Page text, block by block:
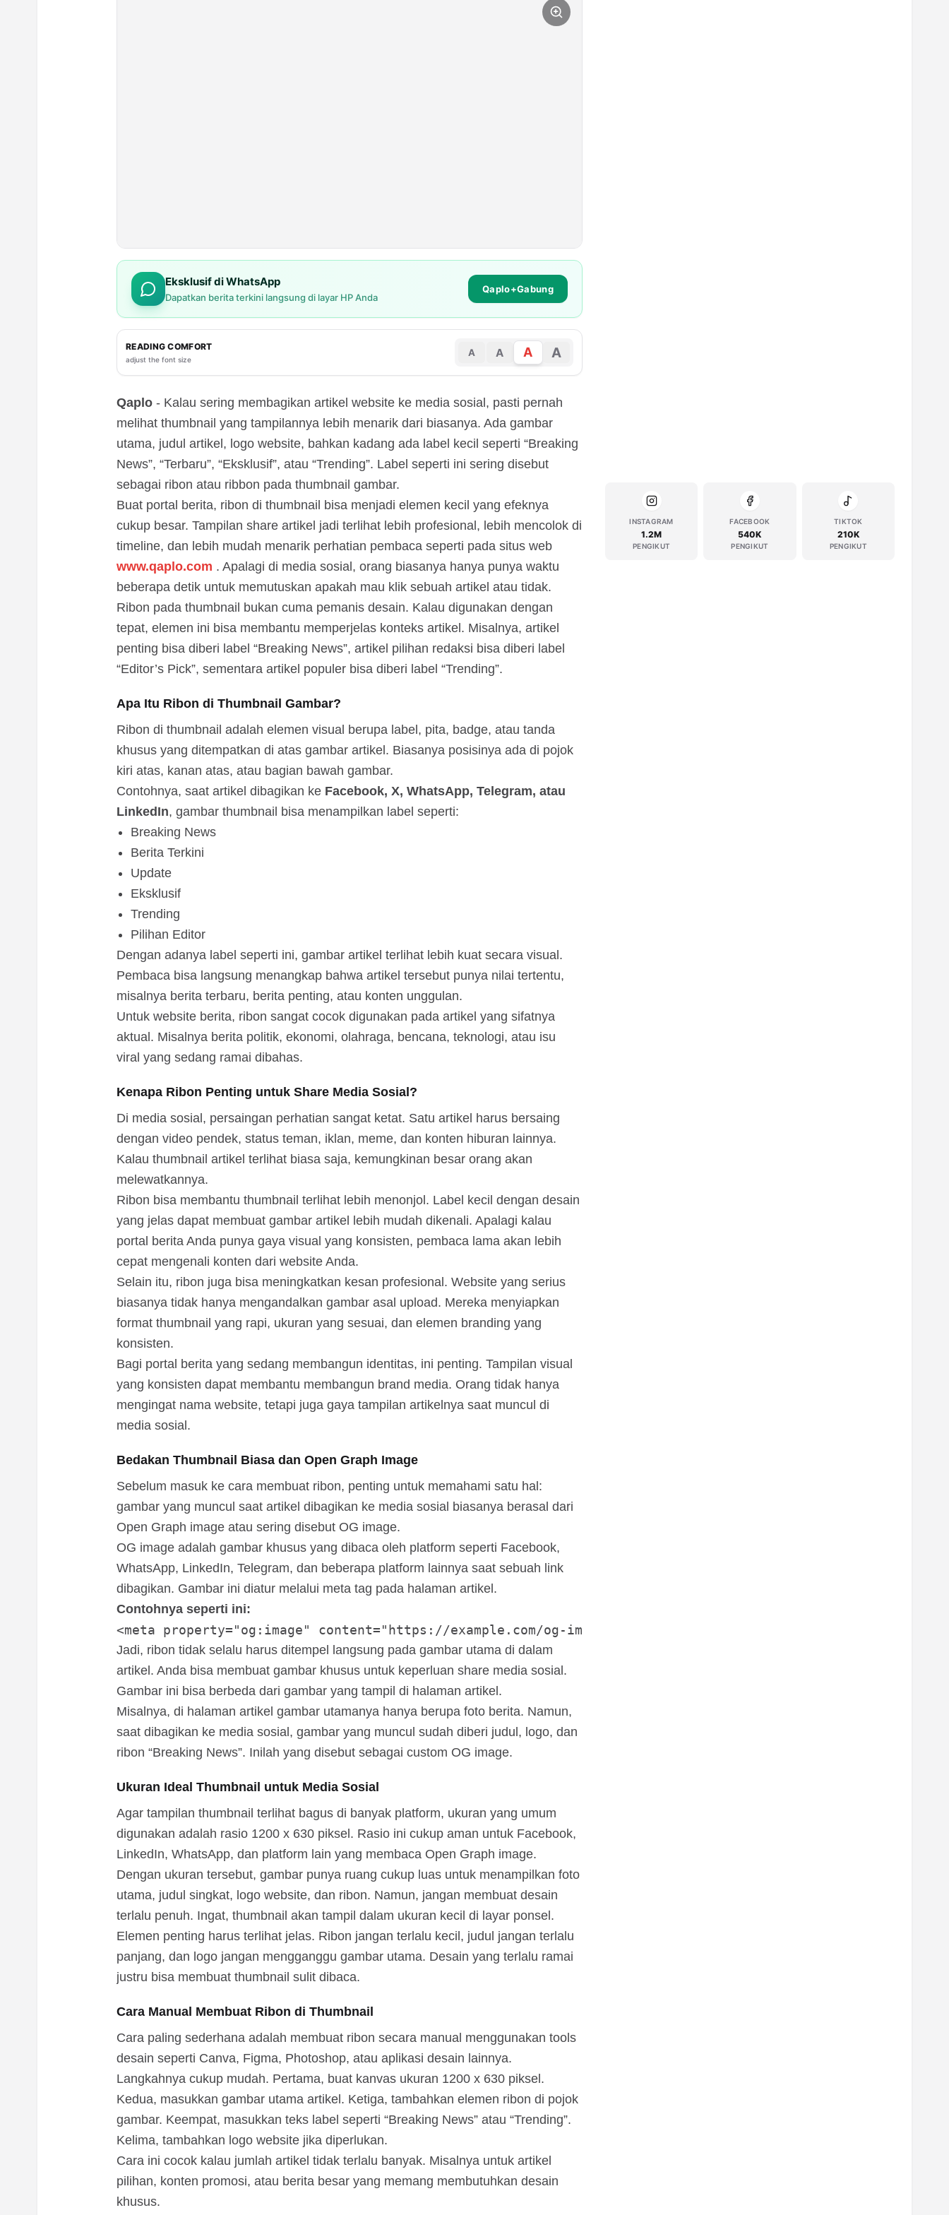
Eksklusif di WhatsApp
Dapatkan berita terkini langsung di layar HP Anda
Qaplo+Gabung
READING COMFORT
adjust the font size
A A A A
Qaplo - Kalau sering membagikan artikel website ke media sosial, pasti pernah
melihat thumbnail yang tampilannya lebih menarik dari biasanya. Ada gambar
utama, judul artikel, logo website, bahkan kadang ada label kecil seperti “Breaking
News”, “Terbaru”, “Eksklusif”, atau “Trending”. Label seperti ini sering disebut
sebagai ribon atau ribbon pada thumbnail gambar.
Buat portal berita, ribon di thumbnail bisa menjadi elemen kecil yang efeknya
cukup besar. Tampilan share artikel jadi terlihat lebih profesional, lebih mencolok di
timeline, dan lebih mudah menarik perhatian pembaca seperti pada situs web
www.qaplo.com . Apalagi di media sosial, orang biasanya hanya punya waktu
beberapa detik untuk memutuskan apakah mau klik sebuah artikel atau tidak.
Ribon pada thumbnail bukan cuma pemanis desain. Kalau digunakan dengan
tepat, elemen ini bisa membantu memperjelas konteks artikel. Misalnya, artikel
penting bisa diberi label “Breaking News”, artikel pilihan redaksi bisa diberi label
“Editor’s Pick”, sementara artikel populer bisa diberi label “Trending”.
Apa Itu Ribon di Thumbnail Gambar?
Ribon di thumbnail adalah elemen visual berupa label, pita, badge, atau tanda
khusus yang ditempatkan di atas gambar artikel. Biasanya posisinya ada di pojok
kiri atas, kanan atas, atau bagian bawah gambar.
Contohnya, saat artikel dibagikan ke Facebook, X, WhatsApp, Telegram, atau
LinkedIn, gambar thumbnail bisa menampilkan label seperti:
Breaking News
Berita Terkini
Update
Eksklusif
Trending
Pilihan Editor
Dengan adanya label seperti ini, gambar artikel terlihat lebih kuat secara visual.
Pembaca bisa langsung menangkap bahwa artikel tersebut punya nilai tertentu,
misalnya berita terbaru, berita penting, atau konten unggulan.
Untuk website berita, ribon sangat cocok digunakan pada artikel yang sifatnya
aktual. Misalnya berita politik, ekonomi, olahraga, bencana, teknologi, atau isu
viral yang sedang ramai dibahas.
Kenapa Ribon Penting untuk Share Media Sosial?
Di media sosial, persaingan perhatian sangat ketat. Satu artikel harus bersaing
dengan video pendek, status teman, iklan, meme, dan konten hiburan lainnya.
Kalau thumbnail artikel terlihat biasa saja, kemungkinan besar orang akan
melewatkannya.
Ribon bisa membantu thumbnail terlihat lebih menonjol. Label kecil dengan desain
yang jelas dapat membuat gambar artikel lebih mudah dikenali. Apalagi kalau
portal berita Anda punya gaya visual yang konsisten, pembaca lama akan lebih
cepat mengenali konten dari website Anda.
Selain itu, ribon juga bisa meningkatkan kesan profesional. Website yang serius
biasanya tidak hanya mengandalkan gambar asal upload. Mereka menyiapkan
format thumbnail yang rapi, ukuran yang sesuai, dan elemen branding yang
konsisten.
Bagi portal berita yang sedang membangun identitas, ini penting. Tampilan visual
yang konsisten dapat membantu membangun brand media. Orang tidak hanya
mengingat nama website, tetapi juga gaya tampilan artikelnya saat muncul di
media sosial.
Bedakan Thumbnail Biasa dan Open Graph Image
Sebelum masuk ke cara membuat ribon, penting untuk memahami satu hal:
gambar yang muncul saat artikel dibagikan ke media sosial biasanya berasal dari
Open Graph image atau sering disebut OG image.
OG image adalah gambar khusus yang dibaca oleh platform seperti Facebook,
WhatsApp, LinkedIn, Telegram, dan beberapa platform lainnya saat sebuah link
dibagikan. Gambar ini diatur melalui meta tag pada halaman artikel.
Contohnya seperti ini:
Jadi, ribon tidak selalu harus ditempel langsung pada gambar utama di dalam
artikel. Anda bisa membuat gambar khusus untuk keperluan share media sosial.
Gambar ini bisa berbeda dari gambar yang tampil di halaman artikel.
Misalnya, di halaman artikel gambar utamanya hanya berupa foto berita. Namun,
saat dibagikan ke media sosial, gambar yang muncul sudah diberi judul, logo, dan
ribon “Breaking News”. Inilah yang disebut sebagai custom OG image.
Ukuran Ideal Thumbnail untuk Media Sosial
Agar tampilan thumbnail terlihat bagus di banyak platform, ukuran yang umum
digunakan adalah rasio 1200 x 630 piksel. Rasio ini cukup aman untuk Facebook,
LinkedIn, WhatsApp, dan platform lain yang membaca Open Graph image.
Dengan ukuran tersebut, gambar punya ruang cukup luas untuk menampilkan foto
utama, judul singkat, logo website, dan ribon. Namun, jangan membuat desain
terlalu penuh. Ingat, thumbnail akan tampil dalam ukuran kecil di layar ponsel.
Elemen penting harus terlihat jelas. Ribon jangan terlalu kecil, judul jangan terlalu
panjang, dan logo jangan mengganggu gambar utama. Desain yang terlalu ramai
justru bisa membuat thumbnail sulit dibaca.
Cara Manual Membuat Ribon di Thumbnail
Cara paling sederhana adalah membuat ribon secara manual menggunakan tools
desain seperti Canva, Figma, Photoshop, atau aplikasi desain lainnya.
Langkahnya cukup mudah. Pertama, buat kanvas ukuran 1200 x 630 piksel.
Kedua, masukkan gambar utama artikel. Ketiga, tambahkan elemen ribon di pojok
gambar. Keempat, masukkan teks label seperti “Breaking News” atau “Trending”.
Kelima, tambahkan logo website jika diperlukan.
Cara ini cocok kalau jumlah artikel tidak terlalu banyak. Misalnya untuk artikel
pilihan, konten promosi, atau berita besar yang memang membutuhkan desain
khusus.
INSTAGRAM
1.2M
PENGIKUT
FACEBOOK
540K
PENGIKUT
TIKTOK
210K
PENGIKUT